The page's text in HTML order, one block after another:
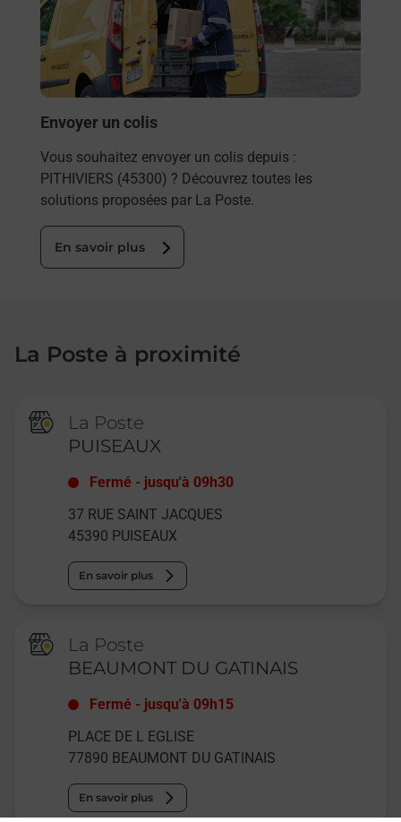
Envoyer un colis
Vous souhaitez envoyer un colis depuis :
PITHIVIERS (45300) ? Découvrez toutes les
solutions proposées par La Poste.
En savoir plus
La Poste à proximité
La Poste
PUISEAUX
Fermé - jusqu'à 09h30
37 RUE SAINT JACQUES
45390 PUISEAUX
En savoir plus
La Poste
BEAUMONT DU GATINAIS
Fermé - jusqu'à 09h15
PLACE DE L EGLISE
77890 BEAUMONT DU GATINAIS
En savoir plus